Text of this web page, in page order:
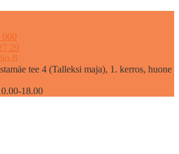
000
29
tee 4 (Talleksi maja), 1. kerros, huone
18.00